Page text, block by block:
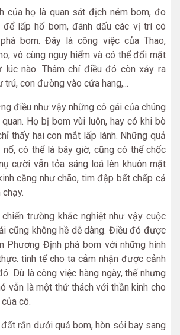
họ là quan sát địch ném bom, đo
lấp hố bom, đánh dấu các vị trí có
bom. Đây là công việc của Thao,
vô cùng nguy hiểm và có thể đối mặt
nào. Thâm chí điều đó còn xảy ra
con đường vào cửa hang,...
điều như vậy những cô gái của chúng
Họ bị bom vùi luôn, hay có khi bò
thấy hai con mắt lấp lánh. Những quả
có thể là bây giờ, cũng có thể chốc
cười vẫn tỏa sáng loá lên khuôn mặt
căng như chão, tim đập bất chấp cả
trường khắc nghiệt như vậy cuộc
cũng không hề dễ dàng. Điều đó được
Phương Định phá bom với những hình
tinh tế cho ta cảm nhận được cảnh
Dù là công việc hàng ngày, thế nhưng
vẫn là một thử thách với thần kinh cho
cô.
rắn dưới quả bom, hòn sỏi bay sang